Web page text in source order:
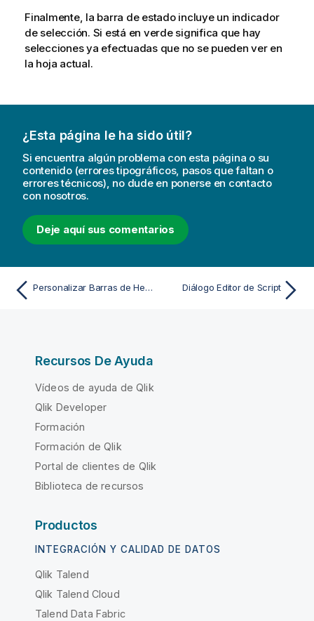
Finalmente, la barra de estado incluye un indicador
de selección. Si está en verde significa que hay
selecciones ya efectuadas que no se pueden ver en
la hoja actual.
¿Esta página le ha sido útil?
Si encuentra algún problema con esta página o su
contenido (errores tipográficos, pasos que faltan o
errores técnicos), no dude en ponerse en contacto
con nosotros.
Deje aquí sus comentarios
Personalizar Barras de Herramientas QlikView en grandes implementaciones Diálogo Editor de Script
Recursos De Ayuda
Vídeos de ayuda de Qlik
Qlik Developer
Formación
Formación de Qlik
Portal de clientes de Qlik
Biblioteca de recursos
Productos
INTEGRACIÓN Y CALIDAD DE DATOS
Qlik Talend
Qlik Talend Cloud
Talend Data Fabric